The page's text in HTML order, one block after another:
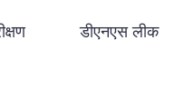
डीएनएस लीक